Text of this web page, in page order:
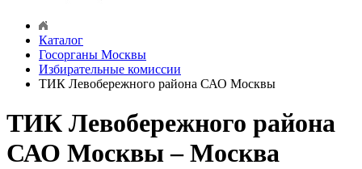
Каталог
Госорганы Москвы
Избирательные комиссии
ТИК Левобережного района САО Москвы
ТИК Левобережного района
САО Москвы – Москва